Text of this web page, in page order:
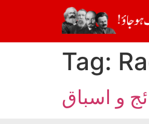
Tag:
و اسباق